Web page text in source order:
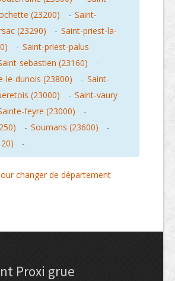
(23200)
- Saint-
(23290)
- Saint-priest-la-
- Saint-priest-palus
sebastien (23160)
-
le-dunois (23800)
- Saint-
(23000)
- Saint-vaury
feyre (23000)
-
- Soumans (23600)
-
-
changer de département
Proxi grue